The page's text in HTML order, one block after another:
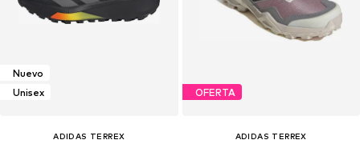
Nuevo
Unisex
ADIDAS TERREX
OFERTA
ADIDAS TERREX